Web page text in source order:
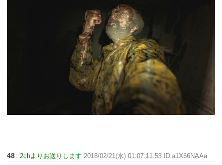
48 : 2chよりお送りします 2018/02/21(水) 01:07:11.53 ID:a1X66NAAa